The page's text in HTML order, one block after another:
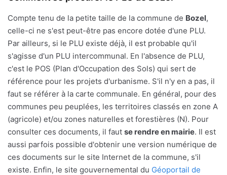
Compte tenu de la petite taille de la commune de Bozel,
celle-ci ne s'est peut-être pas encore dotée d'une PLU.
Par ailleurs, si le PLU existe déjà, il est probable qu'il
s'agisse d'un PLU intercommunal. En l'absence de PLU,
c'est le POS (Plan d'Occupation des Sols) qui sert de
référence pour les projets d'urbanisme. S'il n'y en a pas, il
faut se référer à la carte communale. En général, pour des
communes peu peuplées, les territoires classés en zone A
(agricole) et/ou zones naturelles et forestières (N). Pour
consulter ces documents, il faut se rendre en mairie. Il est
aussi parfois possible d'obtenir une version numérique de
ces documents sur le site Internet de la commune, s'il
existe. Enfin, le site gouvernemental du Géoportail de